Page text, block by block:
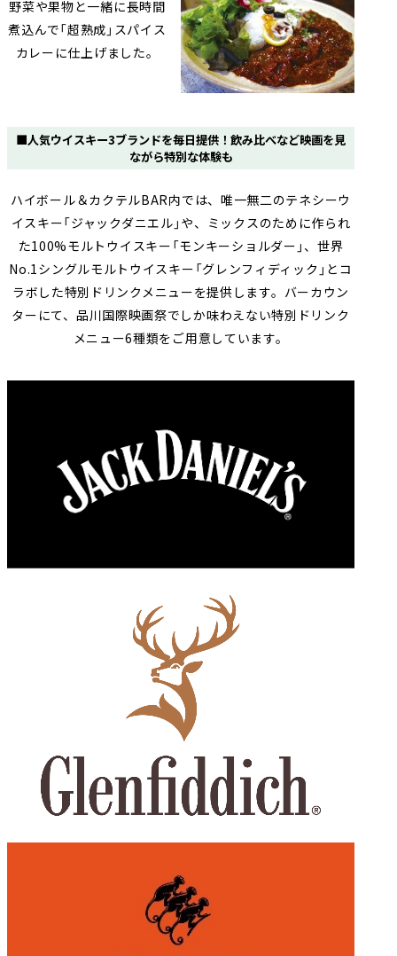
野菜や果物と一緒に長時間
煮込んで「超熟成」スパイス
カレーに仕上げました。
■人気ウイスキー3ブランドを毎日提供！飲み比べなど映画を見
ながら特別な体験も
ハイボール＆カクテルBAR内では、唯一無二のテネシーウ
イスキー「ジャックダニエル」や、ミックスのために作られ
た100%モルトウイスキー「モンキーショルダー」、世界
No.1シングルモルトウイスキー「グレンフィディック」とコ
ラボした特別ドリンクメニューを提供します。バーカウン
ターにて、品川国際映画祭でしか味わえない特別ドリンク
メニュー6種類をご用意しています。